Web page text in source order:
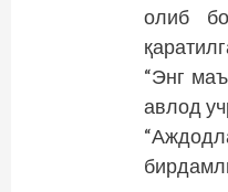
олиб
“Энг
авлод